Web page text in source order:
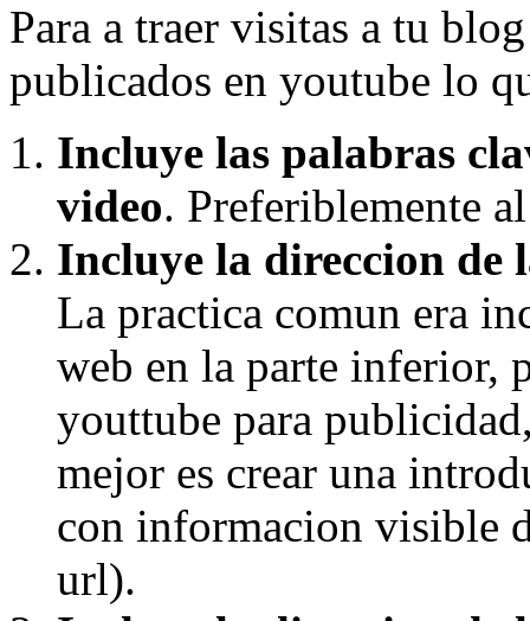
Para a traer visitas a tu
publicados en youtube lo
Incluye las palabras
video. Preferiblemente
Incluye la direccion de
La practica comun era
web en la parte inferior,
youttube para
mejor es crear una
con informacion visible
url).